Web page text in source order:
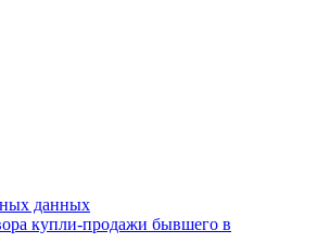
данных
купли-продажи бывшего в